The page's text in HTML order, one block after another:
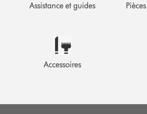
Assistance et guides
Accessoires